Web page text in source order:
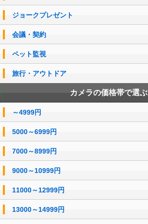
ジョークプレゼント
会議・契約
ペット監視
旅行・アウトドア
カメラの価格帯で選ぶ
～4999円
5000～6999円
7000～8999円
9000～10999円
11000～12999円
13000～14999円